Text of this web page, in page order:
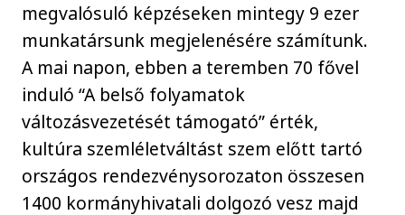
megvalósuló képzéseken mintegy 9 ezer
munkatársunk megjelenésére számítunk.
A mai napon, ebben a teremben 70 fővel
induló “A belső folyamatok
változásvezetését támogató” érték,
kultúra szemléletváltást szem előtt tartó
országos rendezvénysorozaton összesen
1400 kormányhivatali dolgozó vesz majd